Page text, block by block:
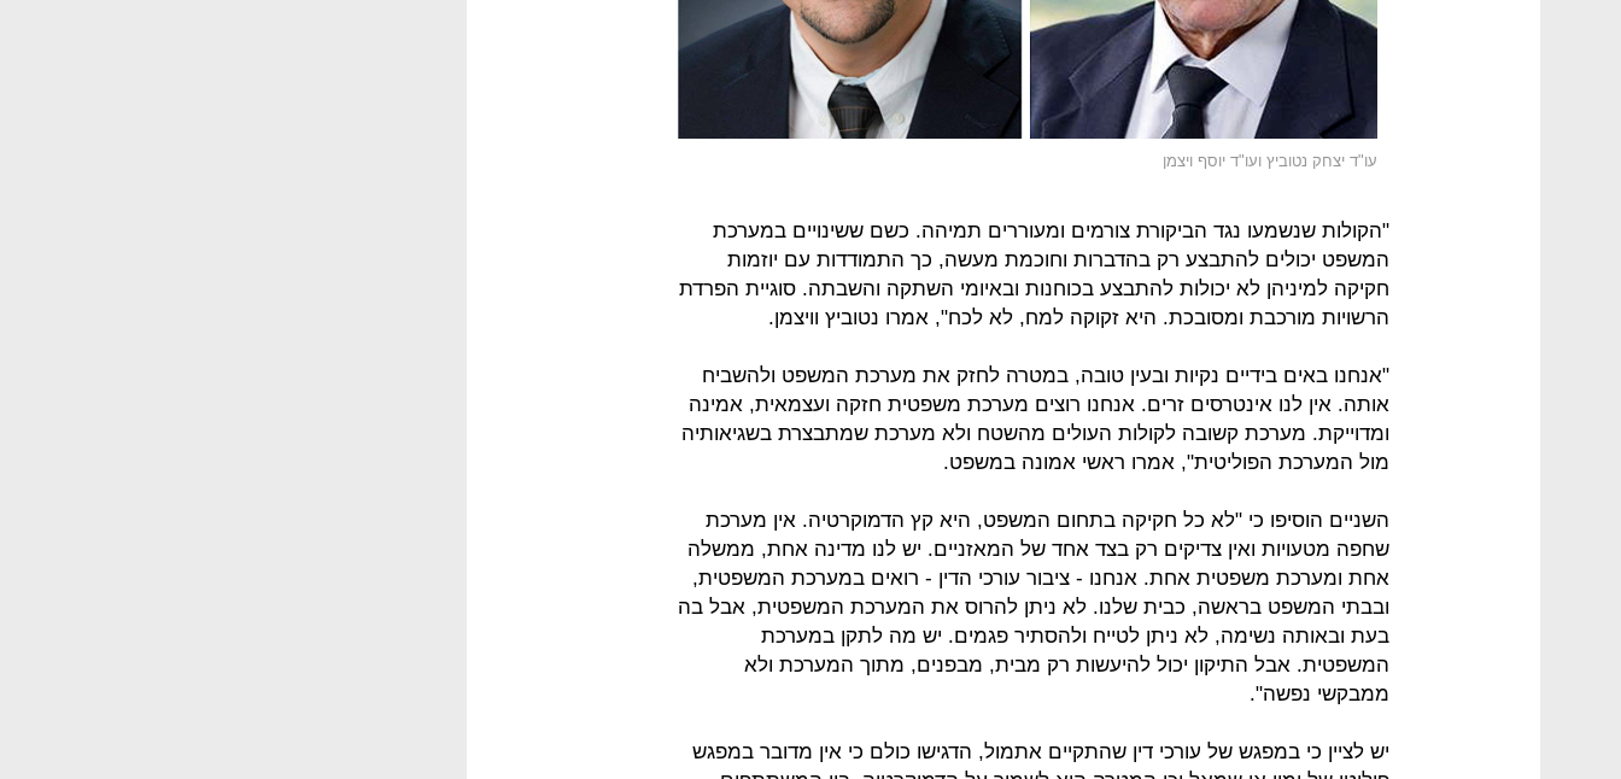
עו"ד יצחק נטוביץ ועו"ד יוסף ויצמן
"הקולות שנשמעו נגד הביקורת צורמים ומעוררים תמיהה. כשם ששינויים במערכת
המשפט יכולים להתבצע רק בהדברות וחוכמת מעשה, כך התמודדות עם יוזמות
חקיקה למיניהן לא יכולות להתבצע בכוחנות ובאיומי השתקה והשבתה. סוגיית הפרדת
הרשויות מורכבת ומסובכת. היא זקוקה למח, לא לכח", אמרו נטוביץ וויצמן.
"אנחנו באים בידיים נקיות ובעין טובה, במטרה לחזק את מערכת המשפט ולהשביח
אותה. אין לנו אינטרסים זרים. אנחנו רוצים מערכת משפטית חזקה ועצמאית, אמינה
ומדוייקת. מערכת קשובה לקולות העולים מהשטח ולא מערכת שמתבצרת בשגיאותיה
מול המערכת הפוליטית", אמרו ראשי אמונה במשפט.
השניים הוסיפו כי "לא כל חקיקה בתחום המשפט, היא קץ הדמוקרטיה. אין מערכת
שחפה מטעויות ואין צדיקים רק בצד אחד של המאזניים. יש לנו מדינה אחת, ממשלה
אחת ומערכת משפטית אחת. אנחנו - ציבור עורכי הדין - רואים במערכת המשפטית,
ובבתי המשפט בראשה, כבית שלנו. לא ניתן להרוס את המערכת המשפטית, אבל בה
בעת ובאותה נשימה, לא ניתן לטייח ולהסתיר פגמים. יש מה לתקן במערכת
המשפטית. אבל התיקון יכול להיעשות רק מבית, מבפנים, מתוך המערכת ולא
ממבקשי נפשה".
יש לציין כי במפגש של עורכי דין שהתקיים אתמול, הדגישו כולם כי אין מדובר במפגש